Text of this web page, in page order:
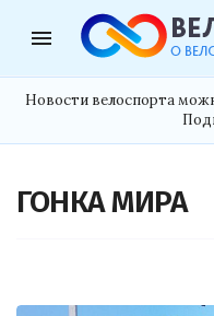
menu
Новости велоспорта
ГОНКА МИРА